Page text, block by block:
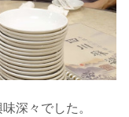
深々でした。